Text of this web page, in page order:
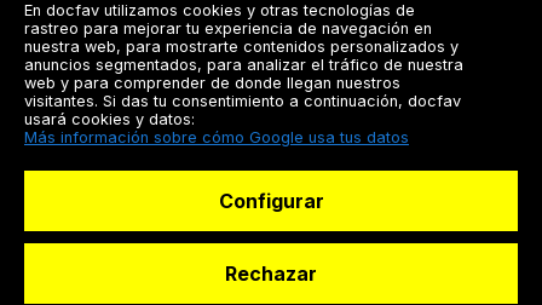
Registrarse
Docfav
En docfav utilizamos cookies y otras tecnologías de
rastreo para mejorar tu experiencia de navegación en
nuestra web, para mostrarte contenidos personalizados y
anuncios segmentados, para analizar el tráfico de nuestra
web y para comprender de donde llegan nuestros
visitantes. Si das tu consentimiento a continuación, docfav
usará cookies y datos:
Más información sobre cómo Google usa tus datos
Configurar
Rechazar